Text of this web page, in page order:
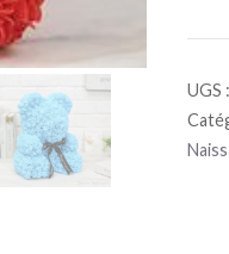
UGS :